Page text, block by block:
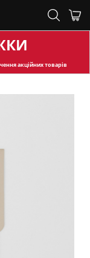
акційних товарів